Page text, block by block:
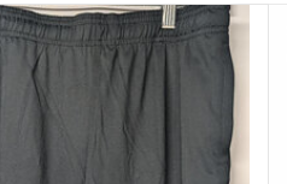
Short Noir UA Enfant Logo R
ADD TO CART